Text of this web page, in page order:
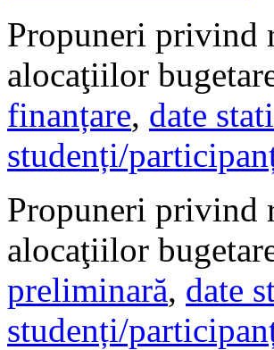
Propuneri privind
alocaţiilor
finanțare, date
studenți/
Propuneri privind
alocaţiilor
preliminară, date
studenți/